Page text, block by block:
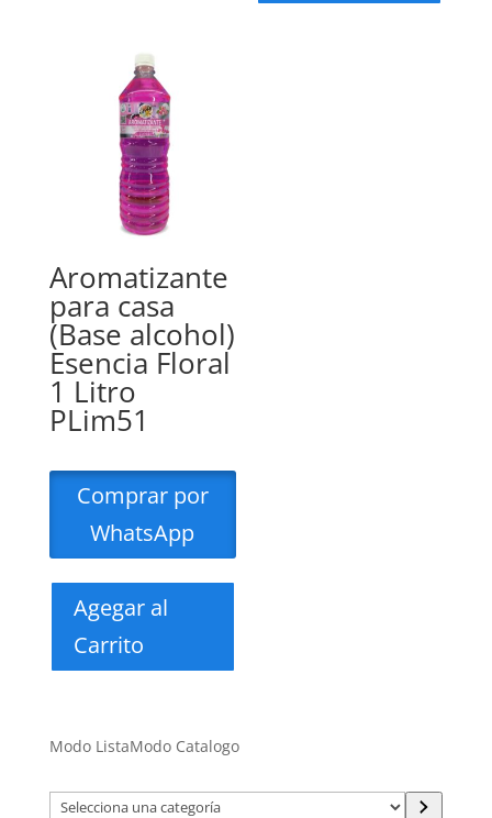
Aromatizante
para casa
(Base alcohol)
Esencia Floral
1 Litro
PLim51
Comprar por
WhatsApp
Agegar al
Carrito
Modo ListaModo Catalogo
Selecciona